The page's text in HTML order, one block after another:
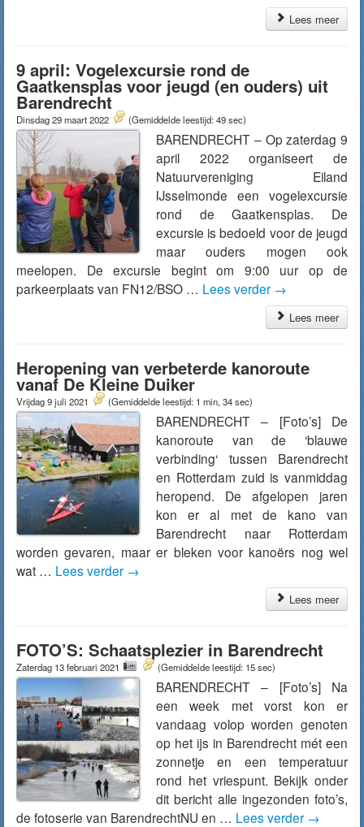
Lees meer
9 april: Vogelexcursie rond de
Gaatkensplas voor jeugd (en ouders) uit
Barendrecht
Dinsdag 29 maart 2022 (Gemiddelde leestijd: 49 sec)
BARENDRECHT – Op zaterdag 9
april 2022 organiseert de
Natuurvereniging Eiland
IJsselmonde een vogelexcursie
rond de Gaatkensplas. De
excursie is bedoeld voor de jeugd
maar ouders mogen ook
meelopen. De excursie begint om 9:00 uur op de
parkeerplaats van FN12/BSO … Lees verder →
Lees meer
Heropening van verbeterde kanoroute
vanaf De Kleine Duiker
Vrijdag 9 juli 2021 (Gemiddelde leestijd: 1 min, 34 sec)
BARENDRECHT – [Foto’s] De
kanoroute van de ‘blauwe
verbinding‘ tussen Barendrecht
en Rotterdam zuid is vanmiddag
heropend. De afgelopen jaren
kon er al met de kano van
Barendrecht naar Rotterdam
worden gevaren, maar er bleken voor kanoërs nog wel
wat … Lees verder →
Lees meer
FOTO’S: Schaatsplezier in Barendrecht
Zaterdag 13 februari 2021 (Gemiddelde leestijd: 15 sec)
BARENDRECHT – [Foto’s] Na
een week met vorst kon er
vandaag volop worden genoten
op het ijs in Barendrecht mét een
zonnetje en een temperatuur
rond het vriespunt. Bekijk onder
dit bericht alle ingezonden foto’s,
de fotoserie van BarendrechtNU en … Lees verder →